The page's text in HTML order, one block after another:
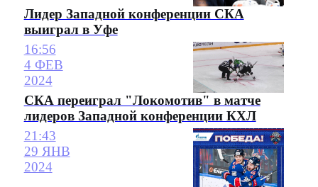
Лидер Западной конференции СКА
выиграл в Уфе
16:56
4 ФЕВ
2024
СКА переиграл "Локомотив" в матче
лидеров Западной конференции КХЛ
21:43
29 ЯНВ
2024